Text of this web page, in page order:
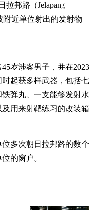
拉邦路（Jelapang
附近单位射出的发射物
岁涉案男子，并在2023
时起获多样武器，包括七
弹丸、一支能够发射水
用来射靶练习的改装箱
多次朝日拉邦路的数个
的窗户。